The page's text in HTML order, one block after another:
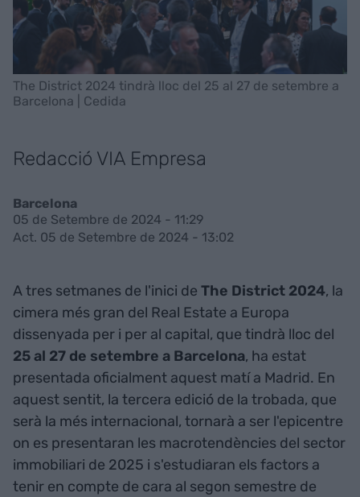
The District 2024 tindrà lloc del 25 al 27 de setembre a
Barcelona | Cedida
Redacció VIA Empresa
Barcelona
05 de Setembre de 2024 - 11:29
Act. 05 de Setembre de 2024 - 13:02
A tres setmanes de l'inici de The District 2024, la
cimera més gran del Real Estate a Europa
dissenyada per i per al capital, que tindrà lloc del
25 al 27 de setembre a Barcelona, ha estat
presentada oficialment aquest matí a Madrid. En
aquest sentit, la tercera edició de la trobada, que
serà la més internacional, tornarà a ser l'epicentre
on es presentaran les macrotendències del sector
immobiliari de 2025 i s'estudiaran els factors a
tenir en compte de cara al segon semestre de